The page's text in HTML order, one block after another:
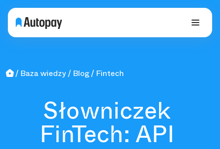
Baza wiedzy Blog Fintech
Słowniczek
FinTech: API